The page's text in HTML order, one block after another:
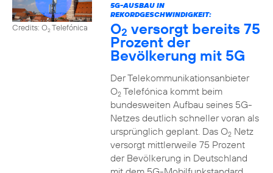
Credits: O2Telefónica
5G-AUSBAU IN
REKORDGESCHWINDIGKEIT:
O2 versorgt bereits 75
Prozent der
Bevölkerung mit 5G
Der Telekommunikationsanbieter
O2Telefónica kommt beim
bundesweiten Aufbau seines 5G-
Netzes deutlich schneller voran als
ursprünglich geplant. Das O2Netz
versorgt mittlerweile 75 Prozent
der Bevölkerung in Deutschland